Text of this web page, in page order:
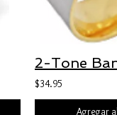
2-Tone
$34.95
Agregar